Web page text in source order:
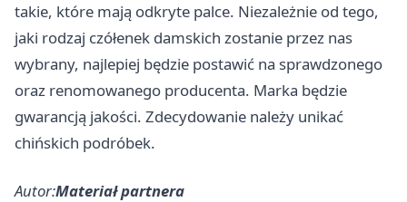
takie, które mają odkryte palce. Niezależnie od tego,
jaki rodzaj czółenek damskich zostanie przez nas
wybrany, najlepiej będzie postawić na sprawdzonego
oraz renomowanego producenta. Marka będzie
gwarancją jakości. Zdecydowanie należy unikać
chińskich podróbek.
Autor:Materiał partnera